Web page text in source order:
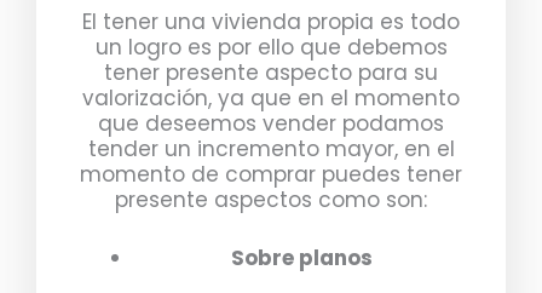
El tener una vivienda propia es todo
un logro es por ello que debemos
tener presente aspecto para su
valorización, ya que en el momento
que deseemos vender podamos
tender un incremento mayor, en el
momento de comprar puedes tener
presente aspectos como son:
Sobre planos